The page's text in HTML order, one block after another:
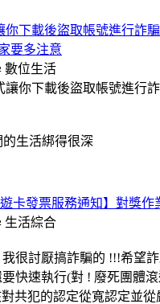
你下載後盜取帳號進行詐
要多注意
數位生活
的生活綁得很深
卡發票服務通知】對獎作
生活綜合
很討厭搞詐騙的 !!!希望
快速執行(對 ! 廢死團體
共犯的認定從寬認定並